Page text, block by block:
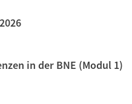
in der BNE (Modul 1)